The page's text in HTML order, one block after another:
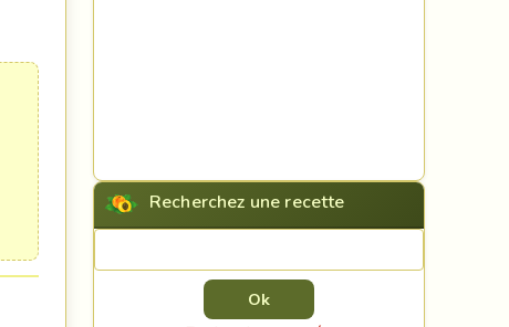
Recherchez une recette